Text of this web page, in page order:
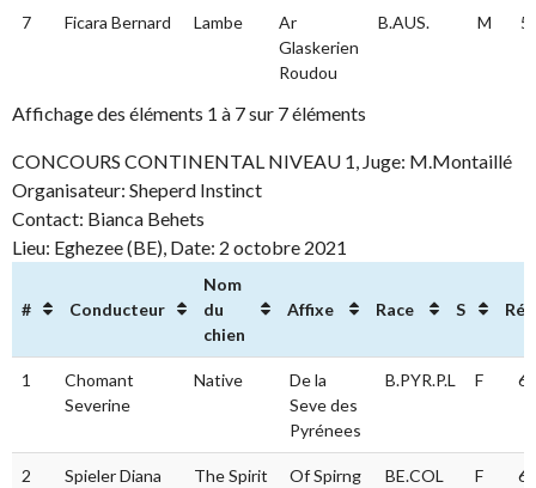
7 Ficara Bernard Lambe
Ar
Glaskerien
Roudou
B.AUS. M
Affichage des éléments 1 à 7 sur 7 éléments
CONCOURS CONTINENTAL NIVEAU 1, Juge: M.Montaillé
Organisateur: Sheperd Instinct
Contact: Bianca Behets
Lieu: Eghezee (BE), Date: 2 octobre 2021
# Conducteur
Nom
du
chien
Affixe Race S
# Conducteur
Nom du
Affixe Race S
1
Chomant
Severine
Native
De la
Seve des
Pyrénees
B.PYR.P.L F
2 Spieler Diana The Spirit
Of Spirng
BE.COL F